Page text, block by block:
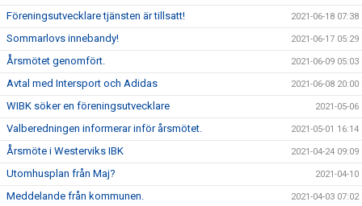
Föreningsutvecklare tjänsten är tillsatt! 2021-06-18 07:38
Sommarlovs innebandy! 2021-06-17 05:29
Årsmötet genomfört. 2021-06-09 05:03
Avtal med Intersport och Adidas 2021-06-08 20:00
WIBK söker en föreningsutvecklare 2021-05-06
Valberedningen informerar inför årsmötet. 2021-05-01 16:14
Årsmöte i Westerviks IBK 2021-04-24 09:09
Utomhusplan från Maj? 2021-04-10
Meddelande från kommunen. 2021-04-03 07:02